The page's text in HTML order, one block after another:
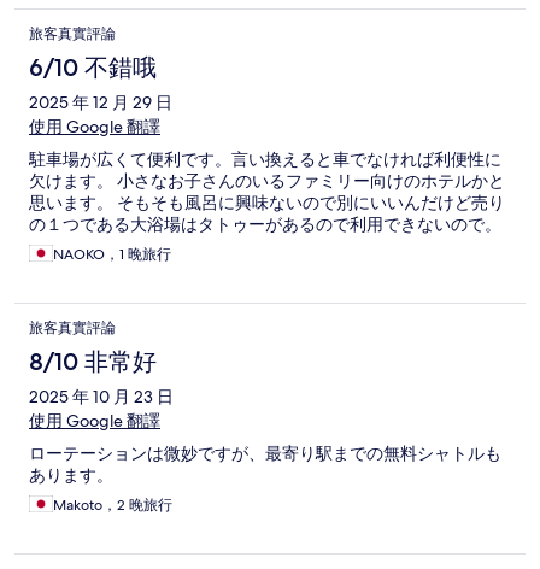
旅客真實評論
6/10 不錯哦
2025 年 12 月 29 日
使用 Google 翻譯
駐車場が広くて便利です。言い換えると車でなければ利便性に
欠けます。 小さなお子さんのいるファミリー向けのホテルかと
思います。 そもそも風呂に興味ないので別にいいんだけど売り
の１つである大浴場はタトゥーがあるので利用できないので。
NAOKO，1 晚旅行
旅客真實評論
8/10 非常好
2025 年 10 月 23 日
使用 Google 翻譯
ローテーションは微妙ですが、最寄り駅までの無料シャトルも
あります。
Makoto，2 晚旅行